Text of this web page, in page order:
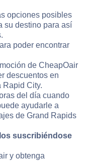
opciones posibles
su destino para así
poder encontrar
de CheapOair
descuentos en
Rapid City.
del día cuando
ayudarle a
de Grand Rapids
suscribiéndose
y obtenga